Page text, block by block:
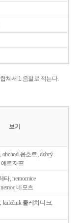
쳐서 1 음절로 적는다.
보기
obchod 옵호트, dobrý
예르자프
타, nemocnice
네모츠
kulečnik 쿨레치니크,